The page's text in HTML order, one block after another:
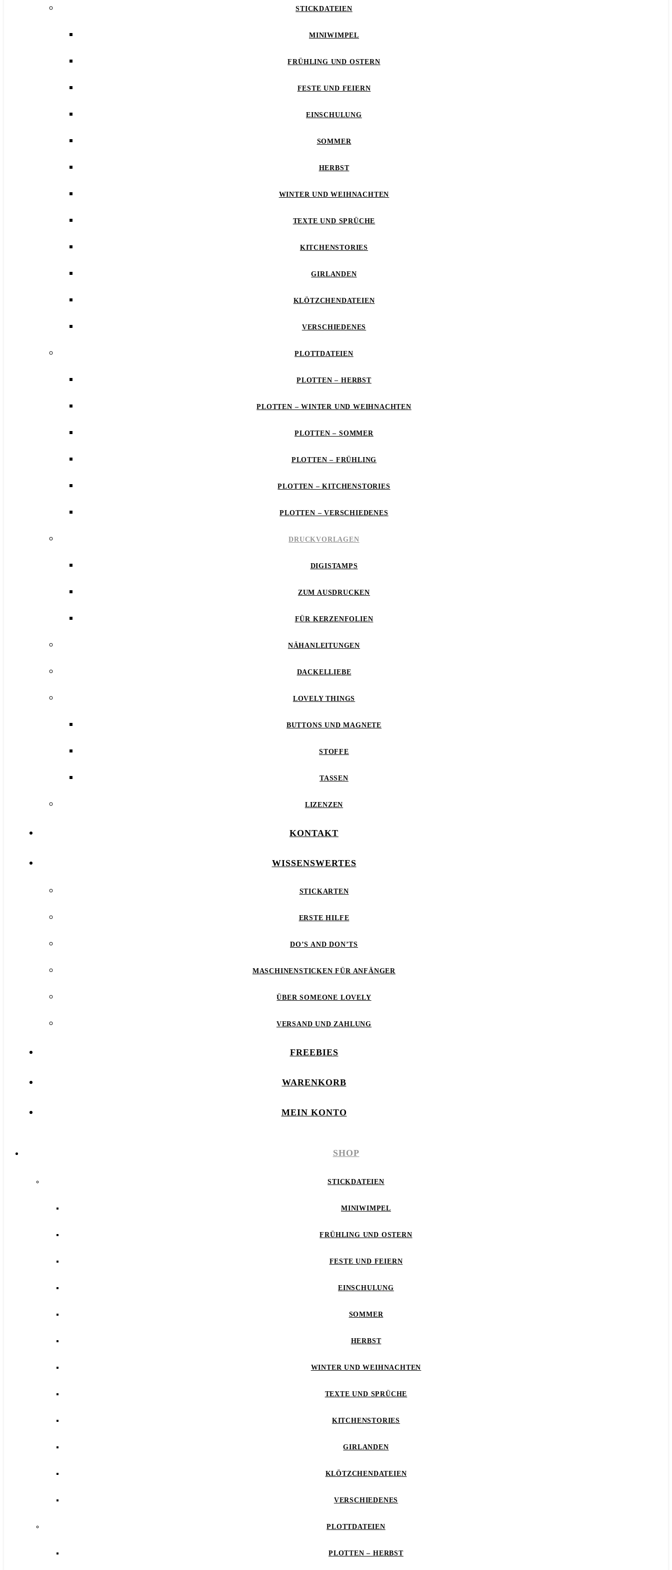
STICKDATEIEN
MINIWIMPEL
FRÜHLING UND OSTERN
FESTE UND FEIERN
EINSCHULUNG
SOMMER
HERBST
WINTER UND WEIHNACHTEN
TEXTE UND SPRÜCHE
KITCHENSTORIES
GIRLANDEN
KLÖTZCHENDATEIEN
VERSCHIEDENES
PLOTTDATEIEN
PLOTTEN – HERBST
PLOTTEN – WINTER UND WEIHNACHTEN
PLOTTEN – SOMMER
PLOTTEN – FRÜHLING
PLOTTEN – KITCHENSTORIES
PLOTTEN – VERSCHIEDENES
DRUCKVORLAGEN
DIGISTAMPS
ZUM AUSDRUCKEN
FÜR KERZENFOLIEN
NÄHANLEITUNGEN
DACKELLIEBE
LOVELY THINGS
BUTTONS UND MAGNETE
STOFFE
TASSEN
LIZENZEN
KONTAKT
WISSENSWERTES
STICKARTEN
ERSTE HILFE
DO’S AND DON’TS
MASCHINENSTICKEN FÜR ANFÄNGER
ÜBER SOMEONE LOVELY
VERSAND UND ZAHLUNG
FREEBIES
WARENKORB
MEIN KONTO
SHOP
STICKDATEIEN
MINIWIMPEL
FRÜHLING UND OSTERN
FESTE UND FEIERN
EINSCHULUNG
SOMMER
HERBST
WINTER UND WEIHNACHTEN
TEXTE UND SPRÜCHE
KITCHENSTORIES
GIRLANDEN
KLÖTZCHENDATEIEN
VERSCHIEDENES
PLOTTDATEIEN
PLOTTEN – HERBST